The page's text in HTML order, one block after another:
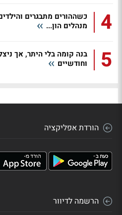
4
כשההורים מתבגרים
מנהלים הון...
5
בנה קומה בלי היתר, אך
וחודשיים
הורדת אפליקציה
הרשמה לדיוור